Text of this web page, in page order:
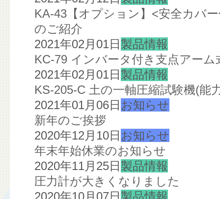
KA-43【オプション】<安全カバ
のご紹介
2021年02月01日 製品情報
KC-79 インバータ付き支点アー
2021年02月01日 製品情報
KS-205-C 土の一軸圧縮試験機(能
2021年01月06日 お知らせ
新年のご挨拶
2020年12月10日 お知らせ
年末年始休業のお知らせ
2020年11月25日 製品情報
圧力計が大きくなりました
2020年10月07日 製品情報